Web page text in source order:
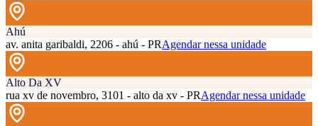
Ahú
av. anita garibaldi, 2206 - ahú - PRAgendar nessa unidade
Alto Da XV
rua xv de novembro, 3101 - alto da xv - PRAgendar nessa unidade